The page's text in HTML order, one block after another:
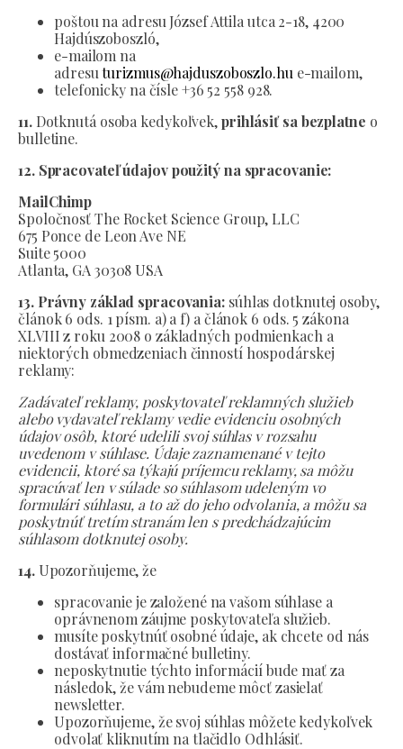
poštou na adresu József Attila utca 2-18, 4200
Hajdúszoboszló,
e-mailom na
adresuturizmus@hajduszoboszlo.hu e-mailom,
telefonicky na čísle +36 52 558 928.
11.Dotknutá osoba kedykoľvek,prihlásiť sa bezplatne o
bulletine.
12. Spracovateľ údajov použitý na spracovanie:
MailChimp
Spoločnosť The Rocket Science Group, LLC
675 Ponce de Leon Ave NE
Suite 5000
Atlanta, GA 30308 USA
13. Právny základ spracovania: súhlas dotknutej osoby,
článok 6 ods. 1 písm. a) a f) a článok 6 ods. 5 zákona
XLVIII z roku 2008 o základných podmienkach a
niektorých obmedzeniach činností hospodárskej
reklamy:
Zadávateľ reklamy, poskytovateľ reklamných služieb
alebo vydavateľ reklamy vedie evidenciu osobných
údajov osôb, ktoré udelili svoj súhlas v rozsahu
uvedenom v súhlase. Údaje zaznamenané v tejto
evidencii, ktoré sa týkajú príjemcu reklamy, sa môžu
spracúvať len v súlade so súhlasom udeleným vo
formulári súhlasu, a to až do jeho odvolania, a môžu sa
poskytnúť tretím stranám len s predchádzajúcim
súhlasom dotknutej osoby.
14.Upozorňujeme, že
spracovanie je založené na vašom súhlase a
oprávnenom záujme poskytovateľa služieb.
musíte poskytnúť osobné údaje, ak chcete od nás
dostávať informačné bulletiny.
neposkytnutie týchto informácií bude mať za
následok, že vám nebudeme môcť zasielať
newsletter.
Upozorňujeme, že svoj súhlas môžete kedykoľvek
odvolať kliknutím na tlačidlo Odhlásiť.